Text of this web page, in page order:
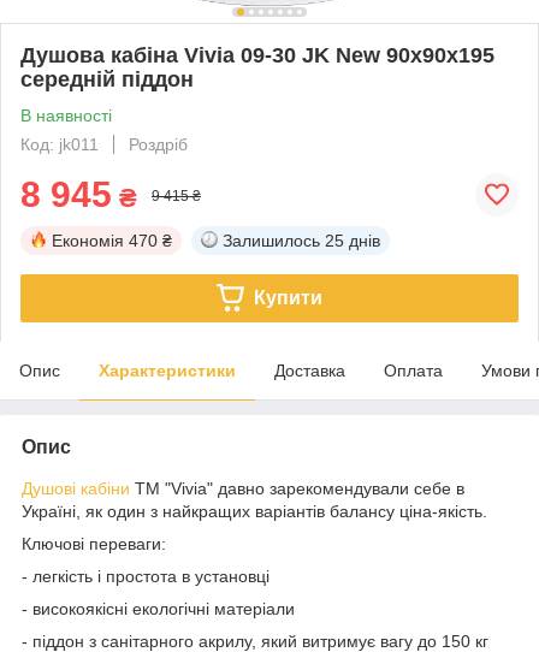
Душова кабіна Vivia 09-30 JK New 90x90x195
середній піддон
В наявності
Код: jk011
Роздріб
8 945 ₴ 9 415 ₴
Економія 470 ₴ Залишилось 25 днів
Купити
Опис Характеристики Доставка Оплата Умови
Опис
Душові кабіни ТМ "Vivia" давно зарекомендували себе в
Україні, як один з найкращих варіантів балансу ціна-якість.
Ключові переваги:
- легкість і простота в установці
- високоякісні екологічні матеріали
- піддон з санітарного акрилу, який витримує вагу до 150 кг